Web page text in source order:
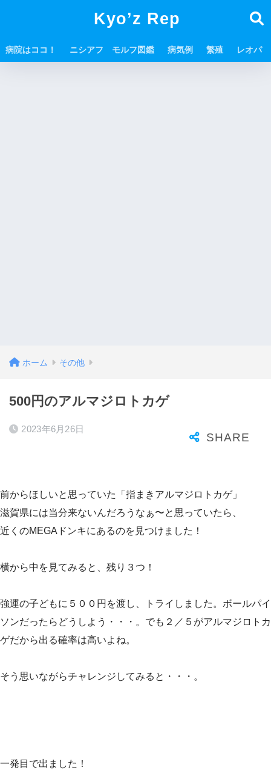
Kyo’z Rep
病院はココ！ ニシアフ モルフ図鑑 病気例 繁殖 レオパ
ホーム その他
500円のアルマジロトカゲ
2023年6月26日
前からほしいと思っていた「指まきアルマジロトカゲ」
滋賀県には当分来ないんだろうなぁ〜と思っていたら、
近くのMEGAドンキにあるのを見つけました！
横から中を見てみると、残り３つ！
強運の子どもに５００円を渡し、トライしました。ボールパイ
ソンだったらどうしよう・・・。でも２／５がアルマジロトカ
ゲだから出る確率は高いよね。
そう思いながらチャレンジしてみると・・・。
一発目で出ました！